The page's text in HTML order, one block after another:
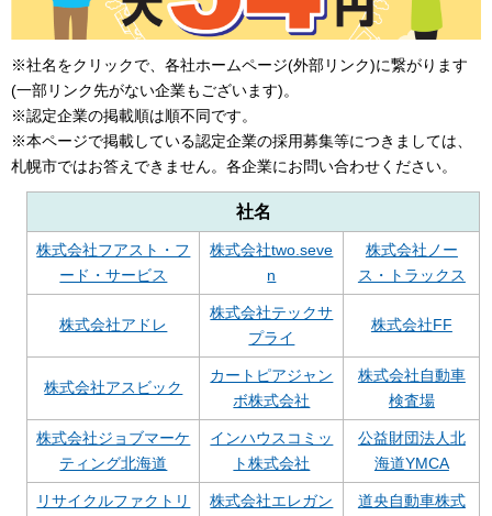
※社名をクリックで、各社ホームページ(外部リンク)に繋がります
(一部リンク先がない企業もございます)。
※認定企業の掲載順は順不同です。
※本ページで掲載している認定企業の採用募集等につきましては、
札幌市ではお答えできません。各企業にお問い合わせください。
社名
株式会社フアスト・フ
ード・サービス
株式会社two.seve
n
株式会社ノー
ス・トラックス
株式会社アドレ
株式会社テックサ
プライ
株式会社FF
株式会社アスビック
カートピアジャン
ボ株式会社
株式会社自動車
検査場
株式会社ジョブマーケ
ティング北海道
インハウスコミッ
ト株式会社
公益財団法人北
海道YMCA
リサイクルファクトリ
株式会社エレガン
道央自動車株式